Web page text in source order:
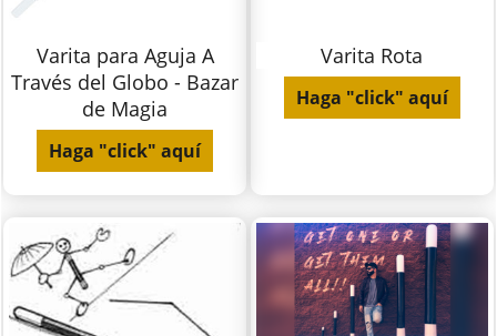
Varita para Aguja A
Través del Globo - Bazar
de Magia
Haga "click" aquí
Varita Rota
Haga "click" aquí